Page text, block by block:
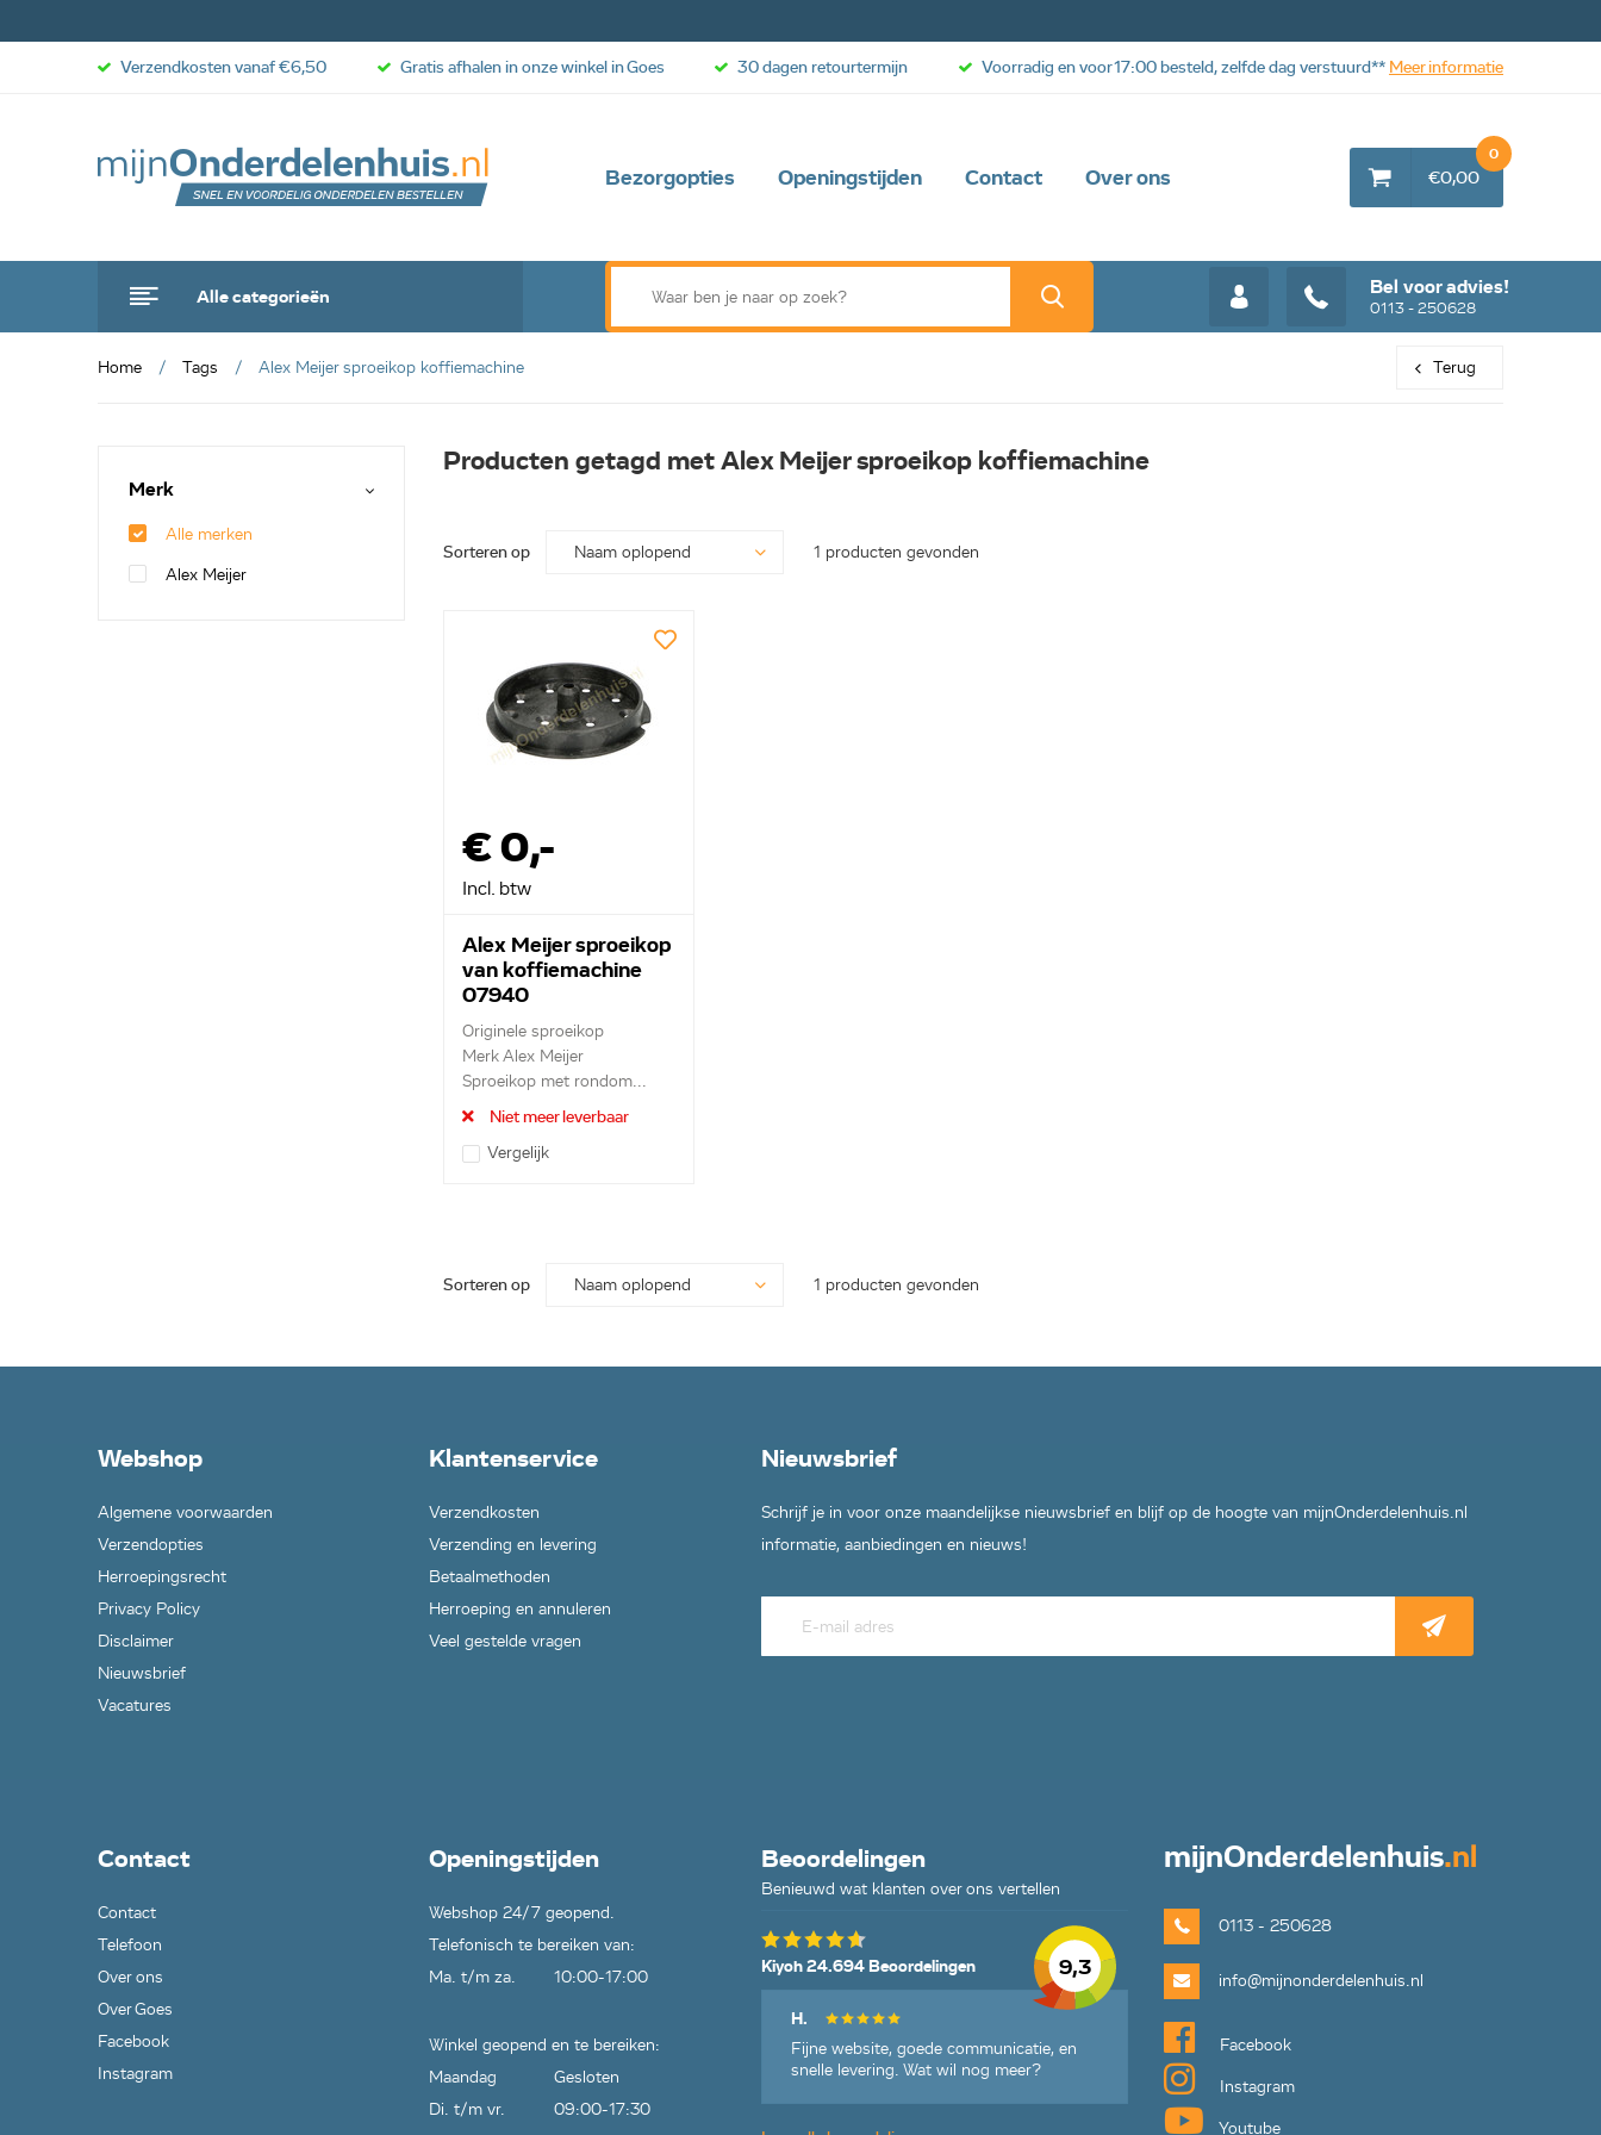
Bezorgopties Openingstijden Contact Over ons
Alle categorieën Bel voor advies!
0113 - 250628
€0,00
0
Verzendkosten vanaf €6,50 Gratis afhalen in onze winkel in Goes 30 dagen retourtermijn Voorradig en voor 17:00 besteld, zelfde dag verstuurd** Meer informatie
Home Tags Alex Meijer sproeikop koffiemachine Terug
Merk
Alle merken
Alex Meijer
Producten getagd met Alex Meijer sproeikop koffiemachine
Sorteren op 1 producten gevonden
€ 0,-
Incl. btw
Alex Meijer sproeikop
van koffiemachine
07940
Originele sproeikop
Merk Alex Meijer
Sproeikop met rondom...
Niet meer leverbaar
Vergelijk
Sorteren op 1 producten gevonden
Webshop
Algemene voorwaarden
Verzendopties
Herroepingsrecht
Privacy Policy
Disclaimer
Nieuwsbrief
Vacatures
Klantenservice
Verzendkosten
Verzending en levering
Betaalmethoden
Herroeping en annuleren
Veel gestelde vragen
Nieuwsbrief
Schrijf je in voor onze maandelijkse nieuwsbrief en blijf op de hoogte van mijnOnderdelenhuis.nl
informatie, aanbiedingen en nieuws!
Contact
Contact
Telefoon
Over ons
Over Goes
Facebook
Instagram
Openingstijden
Webshop 24/7 geopend.
Telefonisch te bereiken van:
Ma. t/m za.
10:00-17:00
Winkel geopend en te bereiken:
Maandag
Gesloten
Di. t/m vr.
09:00-17:30
Beoordelingen
Benieuwd wat klanten over ons vertellen
9,3
Kiyoh 24.694 Beoordelingen
H.
Fijne website, goede communicatie, en
snelle levering. Wat wil nog meer?
mijnOnderdelenhuis.nl
0113 - 250628
info@mijnonderdelenhuis.nl
Facebook
Instagram
Youtube